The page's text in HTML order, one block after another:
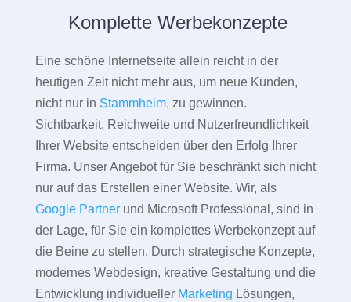
Komplette Werbekonzepte
Eine schöne Internetseite allein reicht in der
heutigen Zeit nicht mehr aus, um neue Kunden,
nicht nur in Stammheim, zu gewinnen.
Sichtbarkeit, Reichweite und Nutzerfreundlichkeit
Ihrer Website entscheiden über den Erfolg Ihrer
Firma. Unser Angebot für Sie beschränkt sich nicht
nur auf das Erstellen einer Website. Wir, als
Google Partnerund Microsoft Professional, sind in
der Lage, für Sie ein komplettes Werbekonzept auf
die Beine zu stellen. Durch strategische Konzepte,
modernes Webdesign, kreative Gestaltung und die
Entwicklung individueller Marketing Lösungen,